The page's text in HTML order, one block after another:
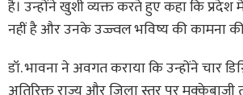
है। उन्होंने खुशी व्यक्त करते हुए कहा कि
नहीं है और उनके उज्ज्वल भविष्य की कामना
डॉ. भावना ने अवगत कराया कि उन्होंने चार